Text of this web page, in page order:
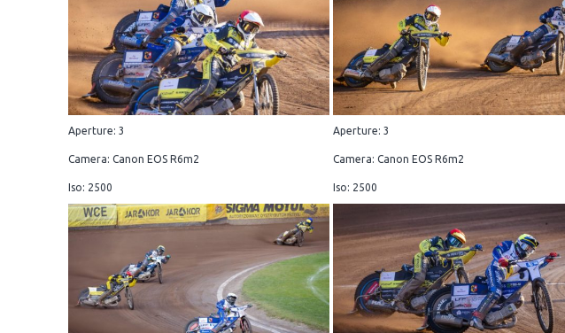
Aperture: 3
Camera: Canon EOS R6m2
Iso: 2500
Aperture: 3
Camera: Canon EOS R6m2
Iso: 2500